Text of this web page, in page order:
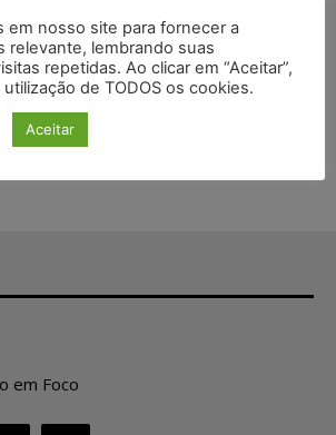
das urnas eletrônicas tornam-se
digital e lacração
sobre constitucionalidade da proibição
Brasil
em Foco
em nosso site para fornecer a
relevante, lembrando suas
repetidas. Ao clicar em “Aceitar”,
de TODOS os cookies.
Aceitar